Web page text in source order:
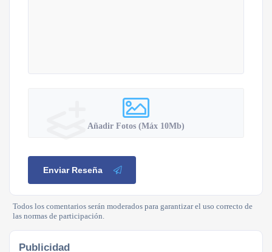
Añadir Fotos (Máx 10Mb)
Enviar Reseña
Todos los comentarios serán moderados para garantizar el uso correcto de
las normas de participación.
Publicidad